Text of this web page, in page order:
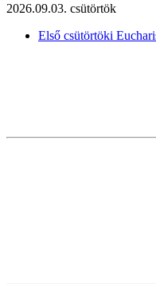
2026.09.03. csütörtök
Első csütörtöki